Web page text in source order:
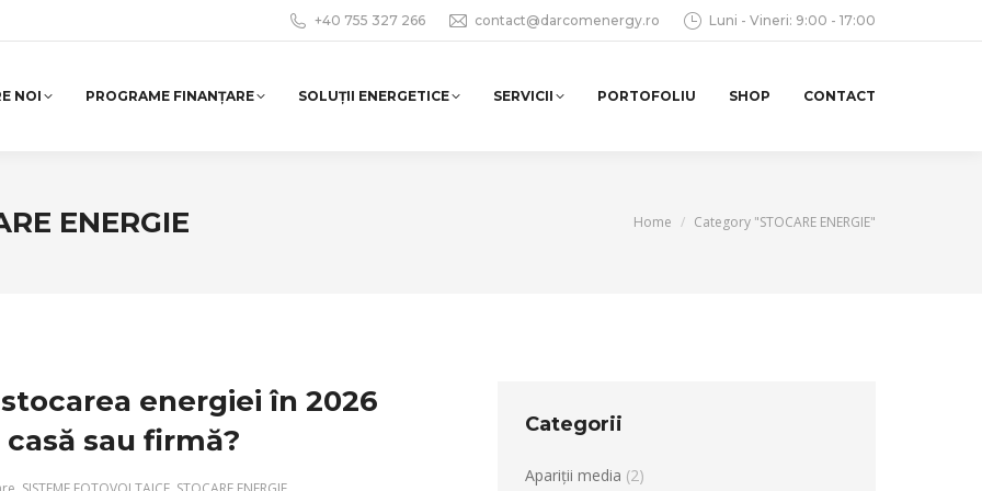
+40 755 327 266 contact@darcomenergy.ro Luni - Vineri: 9:00 - 17:00
NOI PROGRAME FINANȚARE SOLUȚII ENERGETICE SERVICII PORTOFOLIU SHOP CONTACT
ENERGIE You are here:
Home Category "STOCARE ENERGIE"
energiei în 2026
sau firmă?
Categorii
Apariții media (2)